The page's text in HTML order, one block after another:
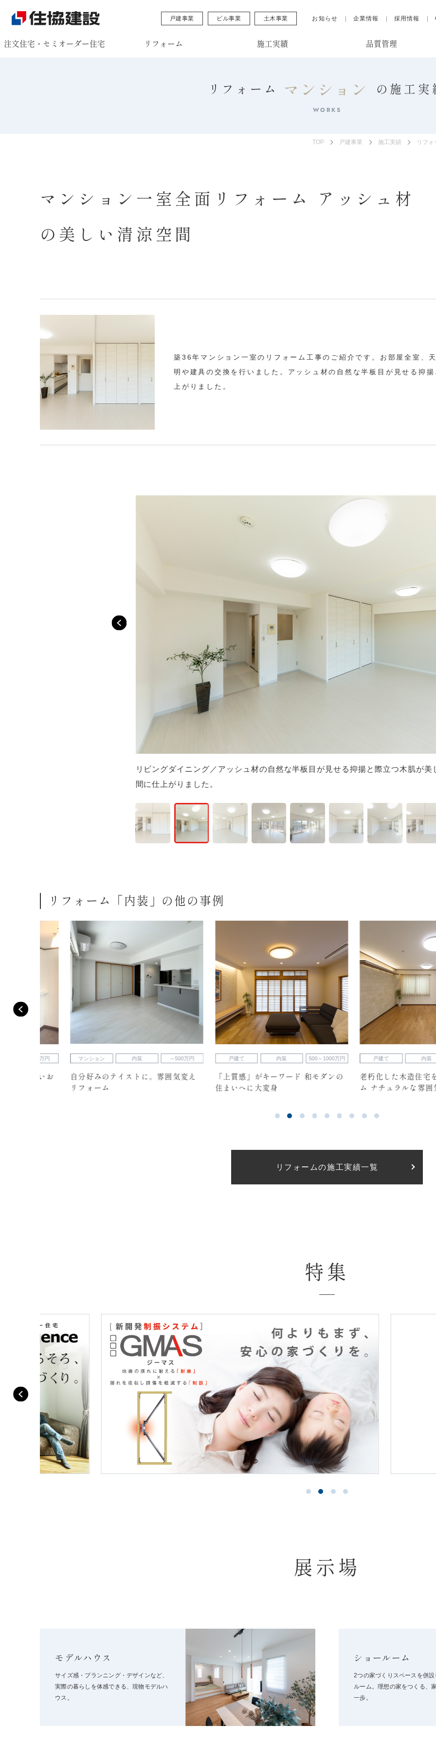
戸建事業 ビル事業 土木事業 お知らせ 企業情報 採用情報
注文住宅・セミオーダー住宅 リフォーム 施工実績 品質管理
リフォーム マンション の 施工実
WORKS
TOP 戸建事業 施工実績 リフォ
マンション一室全面リフォーム アッシュ材
の美しい清涼空間
築36年マンション一室のリフォーム工事のご紹介です。お部屋全室、
明や建具の交換を行いました。アッシュ材の自然な半板目が見せる抑
上がりました。
リビングダイニング／アッシュ材の自然な半板目が見せる抑揚と際立つ木肌が美
間に仕上がりました。
リフォーム「内装」の他の事例
マンション 内装 ～500万円
自分好みのテイストに。雰囲気変え
リフォーム
500～1000万円
「上質感」がキーワード 和モダンの
住まいへに大変身
戸建て 500
老朽化した木造住宅を全面リ
ム ナチュラルな雰囲気に包ま
リフォームの施工実績一覧
特集
展示場
モデルハウス
サイズ感・プランニング・デザインなど、
実際の暮らしを体感できる、現物モデルハ
ウス。
ショールーム
2つの家づくりスペースを併
ルーム。理想の家をつくる、
一歩。